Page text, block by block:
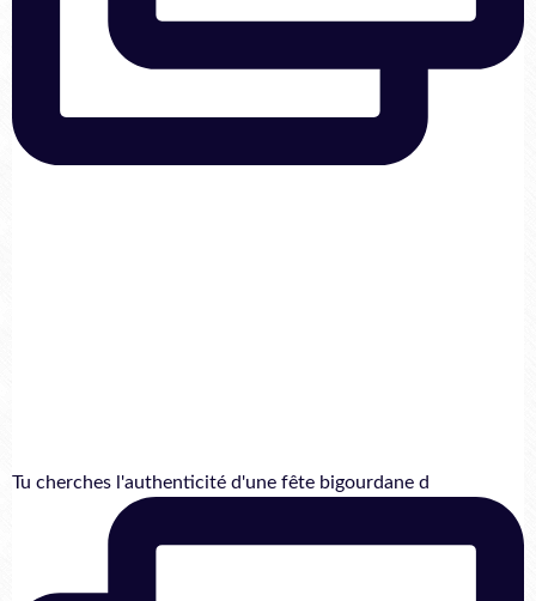
Tu cherches l'authenticité d'une fête bigourdane d